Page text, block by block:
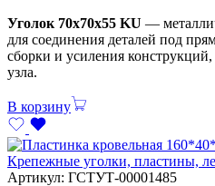
Уголок 70х70х55 KU —
для соединения деталей под
сборки и усиления
узла.
В корзину
Крепежные уголки, пластины,
Артикул: ГСТУТ-00001485